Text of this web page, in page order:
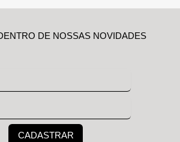
DE NOSSAS NOVIDADES
CADASTRAR